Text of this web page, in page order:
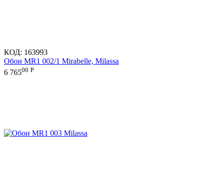
КОД: 163993
Обои MR1 002/1 Mirabelle, Milassa
6 76500 Р